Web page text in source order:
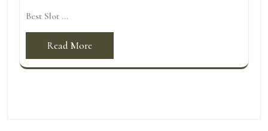
Best Slot ...
Read More